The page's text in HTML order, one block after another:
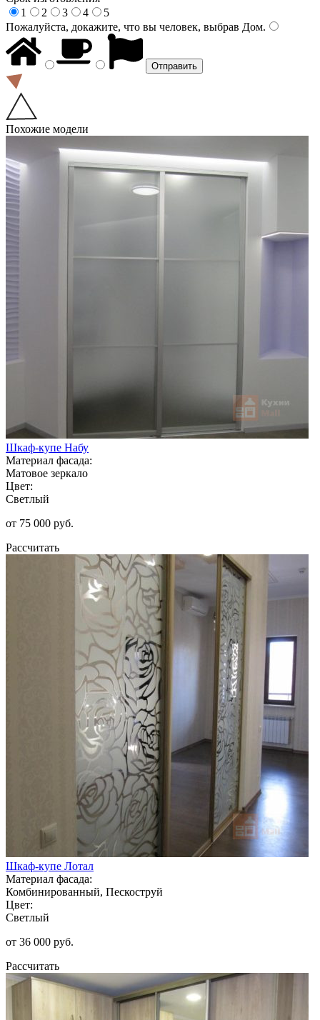
1
2 3 4
5
Пожалуйста, докажите, что вы человек, выбрав Дом.
Похожие модели
Шкаф-купе Набу
Материал фасада:
Матовое зеркало
Цвет:
Светлый
от 75 000 руб.
Рассчитать
Шкаф-купе Лотал
Материал фасада:
Комбинированный, Пескоструй
Цвет:
Светлый
от 36 000 руб.
Рассчитать